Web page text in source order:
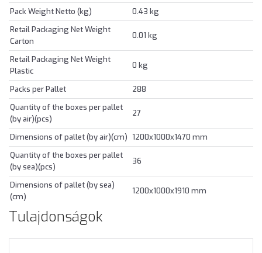
Pack Weight Netto (kg)
0.43 kg
Retail Packaging Net Weight
Carton
0.01 kg
Retail Packaging Net Weight
Plastic
0 kg
Packs per Pallet
288
Quantity of the boxes per pallet
(by air)(pcs)
27
Dimensions of pallet (by air)(cm) 1200x1000x1470 mm
Quantity of the boxes per pallet
(by sea)(pcs)
36
Dimensions of pallet (by sea)
(cm)
1200x1000x1910 mm
Tulajdonságok